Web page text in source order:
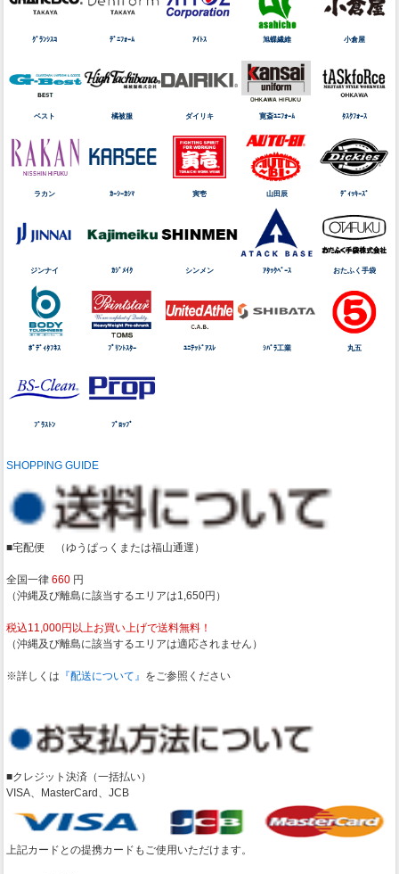
ｸﾞﾗﾝｼｽｺ ﾃﾞﾆﾌｫｰﾑ ｱｲﾄｽ 旭蝶繊維 小倉屋
ベスト 橘被服 ダイリキ 寛斎ﾕﾆﾌｫｰﾑ ﾀｽｸﾌｫｰｽ
ラカン ｶｰｼｰｶｼﾏ 寅壱 山田辰 ﾃﾞｨｯｷｰｽﾞ
ジンナイ ｶｼﾞﾒｲｸ シンメン ｱﾀｯｸﾍﾞｰｽ おたふく手袋
ﾎﾞﾃﾞｨﾀﾌﾈｽ ﾌﾟﾘﾝﾄｽﾀｰ ﾕﾆﾃｯﾄﾞｱｽﾚ ｼﾊﾞﾗ工業 丸五
ﾌﾞﾗｽﾄﾝ ﾌﾟﾛｯﾌﾟ
SHOPPING GUIDE
■宅配便 （ゆうぱっくまたは福山通運）
全国一律 660 円
（沖縄及び離島に該当するエリアは1,650円）
税込11,000円以上お買い上げで送料無料！
（沖縄及び離島に該当するエリアは適応されません）
※詳しくは 『配送について』 をご参照ください
■クレジット決済（一括払い）
VISA、MasterCard、JCB
上記カードとの提携カードもご使用いただけます。